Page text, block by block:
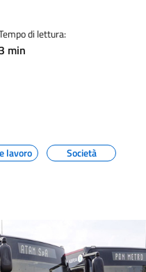
di lettura:
3 min
lavoro
Società